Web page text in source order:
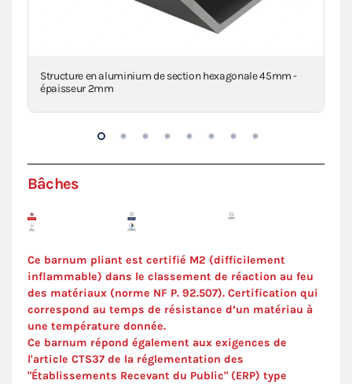
Structure en aluminium de section hexagonale 45mm -
épaisseur 2mm
Bâches
Ce barnum pliant est certifié M2 (difficilement
inflammable) dans le classement de réaction au feu
des matériaux (norme NF P. 92.507). Certification qui
correspond au temps de résistance d’un matériau à
une température donnée.
Ce barnum répond également aux exigences de
l'article CTS37 de la réglementation des
"Établissements Recevant du Public" (ERP) type